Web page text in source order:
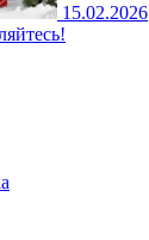
15.02.2026